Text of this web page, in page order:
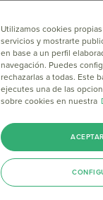
Utilizamos cookies
servicios y mostrarte
en base a un perfil
navegación. Puedes
rechazarlas a todas. Este
ejecutes una de las
sobre cookies en nuestra